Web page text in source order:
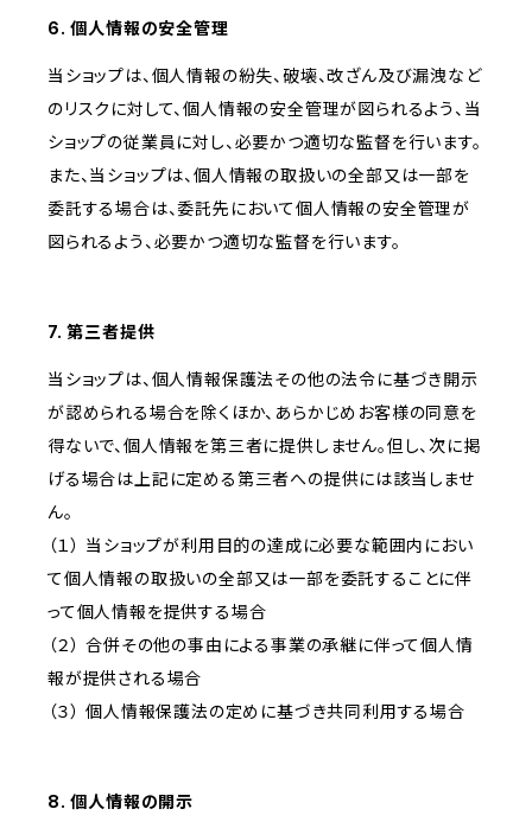
6. 個人情報の安全管理
当ショップは、個人情報の紛失、破壊、改ざん及び漏洩など
のリスクに対して、個人情報の安全管理が図られるよう、当
ショップの従業員に対し、必要かつ適切な監督を行います。
また、当ショップは、個人情報の取扱いの全部又は一部を
委託する場合は、委託先において個人情報の安全管理が
図られるよう、必要かつ適切な監督を行います。
7. 第三者提供
当ショップは、個人情報保護法その他の法令に基づき開示
が認められる場合を除くほか、あらかじめお客様の同意を
得ないで、個人情報を第三者に提供しません。但し、次に掲
げる場合は上記に定める第三者への提供には該当しませ
ん。
（１） 当ショップが利用目的の達成に必要な範囲内におい
て個人情報の取扱いの全部又は一部を委託することに伴
って個人情報を提供する場合
（２） 合併その他の事由による事業の承継に伴って個人情
報が提供される場合
（３） 個人情報保護法の定めに基づき共同利用する場合
8. 個人情報の開示